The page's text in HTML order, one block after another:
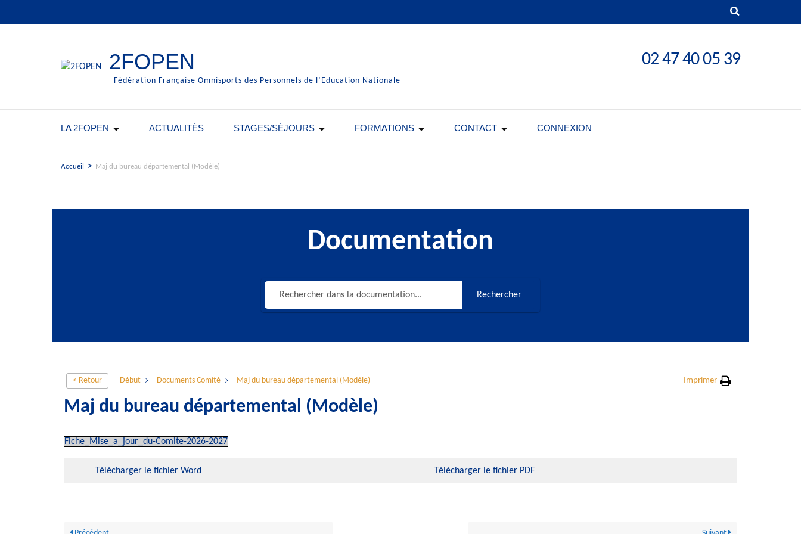
2FOPEN
Fédération Française Omnisports des Personnels de l’Education Nationale
02 47 40 05 39
LA 2FOPEN ACTUALITÉS STAGES/SÉJOURS FORMATIONS CONTACT CONNEXION
Accueil > Maj du bureau départemental (Modèle)
Documentation
Rechercher
< Retour Début Documents Comité Maj du bureau départemental (Modèle) Imprimer
Maj du bureau départemental (Modèle)
Fiche_Mise_a_jour_du-Comite-2026-2027
Télécharger le fichier Word Télécharger le fichier PDF